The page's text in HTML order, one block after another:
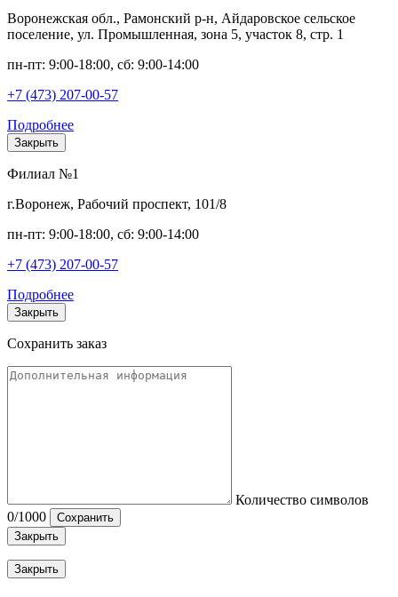
Воронежская обл., Рамонский р-н, Айдаровское сельское
поселение, ул. Промышленная, зона 5, участок 8, стр. 1
пн-пт: 9:00-18:00, сб: 9:00-14:00
+7 (473) 207-00-57
Подробнее
Закрыть
Филиал №1
г.Воронеж, Рабочий проспект, 101/8
пн-пт: 9:00-18:00, сб: 9:00-14:00
+7 (473) 207-00-57
Подробнее
Закрыть
Сохранить заказ
Количество символов
0/1000
Сохранить
Закрыть
Закрыть